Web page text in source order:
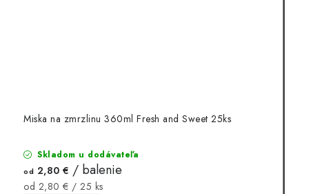
Miska na zmrzlinu 360ml Fresh and Sweet 25ks
Skladom u dodávateľa
od 2,80 € / balenie
Jednotková
od 2,80 € / 25 ks